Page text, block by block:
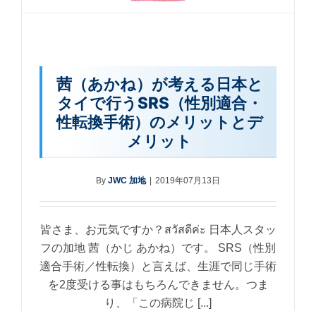
茜（あかね）が考える日本と
タイで行うSRS（性別適合・
性転換手術）のメリットとデ
メリット
By JWC 加地 | 2019年07月13日
皆さま、お元気ですか？สวัสดีค่ะ 日本人スタッ
フの加地 茜（かじ あかね）です。 SRS（性別
適合手術／性転換）と言えば、生涯で同じ手術
を2度受ける事はもちろんできません。つま
り、「この病院じ [...]